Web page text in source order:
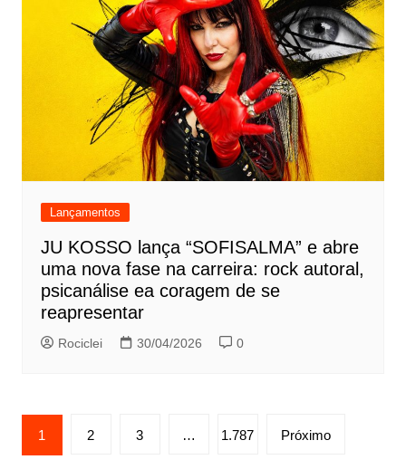
Lançamentos
JU KOSSO lança “SOFISALMA” e abre
uma nova fase na carreira: rock autoral,
psicanálise ea coragem de se
reapresentar
Rociclei 30/04/2026 0
Paginação
de
1 2 3 … 1.787 Próximo